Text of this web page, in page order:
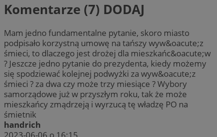
Komentarze (7) DODAJ
Mam jedno fundamentalne pytanie, skoro miasto
podpisało korzystną umowę na tańszy wyw&oacute;z
śmieci, to dlaczego jest drożej dla mieszkańc&oacute;w
? Jeszcze jedno pytanie do prezydenta, kiedy możemy
się spodziewać kolejnej podwyżki za wyw&oacute;z
śmieci ? za dwa czy może trzy miesiące ? Wybory
samorządowe już w przyszłym roku, tak że może
mieszkańcy zmądrzeją i wyrzucą tę władzę PO na
śmietnik
handrich
2023-06-06 o 16:15